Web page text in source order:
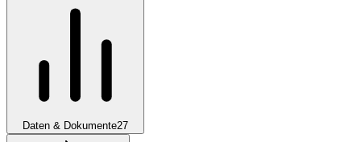
Daten & Dokumente27